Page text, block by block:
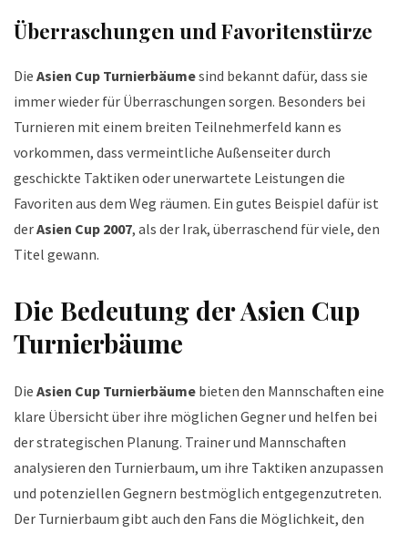
Überraschungen und Favoritenstürze
Die Asien Cup Turnierbäumesind bekannt dafür, dass sie
immer wieder für Überraschungen sorgen. Besonders bei
Turnieren mit einem breiten Teilnehmerfeld kann es
vorkommen, dass vermeintliche Außenseiter durch
geschickte Taktiken oder unerwartete Leistungen die
Favoriten aus dem Weg räumen. Ein gutes Beispiel dafür ist
derAsien Cup 2007, als der Irak, überraschend für viele, den
Titel gewann.
Die Bedeutung der Asien Cup
Turnierbäume
Die Asien Cup Turnierbäume bieten den Mannschaften eine
klare Übersicht über ihre möglichen Gegner und helfen bei
der strategischen Planung. Trainer und Mannschaften
analysieren den Turnierbaum, um ihre Taktiken anzupassen
und potenziellen Gegnern bestmöglich entgegenzutreten.
Der Turnierbaum gibt auch den Fans die Möglichkeit, den